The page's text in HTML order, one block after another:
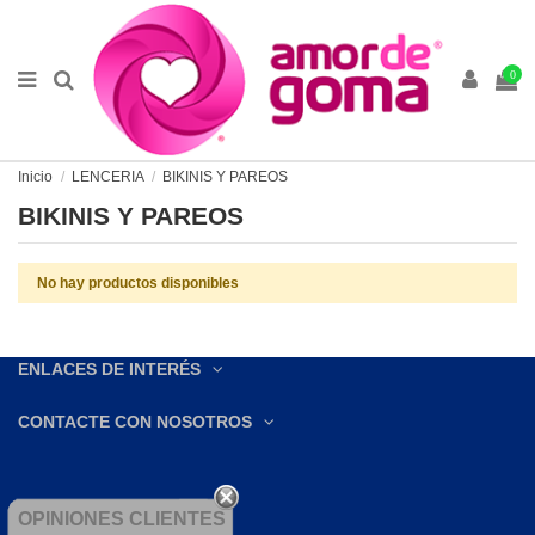
0
Inicio LENCERIA BIKINIS Y PAREOS
BIKINIS Y PAREOS
No hay productos disponibles
ENLACES DE INTERÉS
CONTACTE CON NOSOTROS
OPINIONES CLIENTES